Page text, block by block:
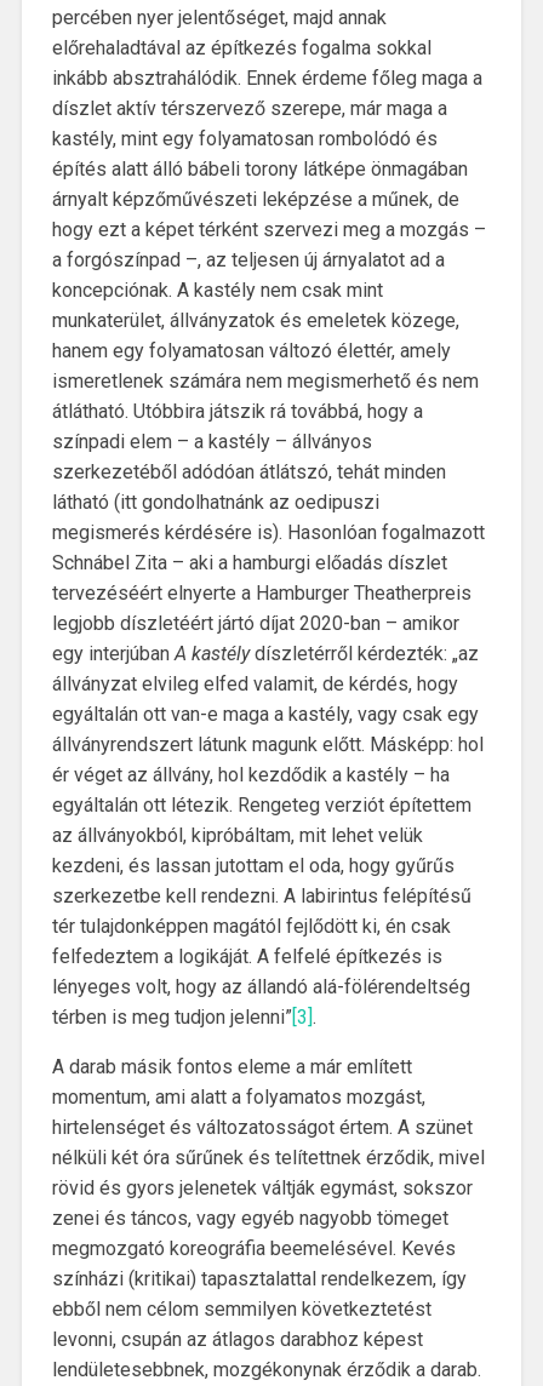
percében nyer jelentőséget, majd annak
előrehaladtával az építkezés fogalma sokkal
inkább absztrahálódik. Ennek érdeme főleg maga a
díszlet aktív térszervező szerepe, már maga a
kastély, mint egy folyamatosan rombolódó és
építés alatt álló bábeli torony látképe önmagában
árnyalt képzőművészeti leképzése a műnek, de
hogy ezt a képet térként szervezi meg a mozgás –
a forgószínpad –, az teljesen új árnyalatot ad a
koncepciónak. A kastély nem csak mint
munkaterület, állványzatok és emeletek közege,
hanem egy folyamatosan változó élettér, amely
ismeretlenek számára nem megismerhető és nem
átlátható. Utóbbira játszik rá továbbá, hogy a
színpadi elem – a kastély – állványos
szerkezetéből adódóan átlátszó, tehát minden
látható (itt gondolhatnánk az oedipuszi
megismerés kérdésére is). Hasonlóan fogalmazott
Schnábel Zita – aki a hamburgi előadás díszlet
tervezéséért elnyerte a Hamburger Theatherpreis
legjobb díszletéért jártó díjat 2020-ban – amikor
egy interjúban A kastélydíszletérről kérdezték: „az
állványzat elvileg elfed valamit, de kérdés, hogy
egyáltalán ott van-e maga a kastély, vagy csak egy
állványrendszert látunk magunk előtt. Másképp: hol
ér véget az állvány, hol kezdődik a kastély – ha
egyáltalán ott létezik. Rengeteg verziót építettem
az állványokból, kipróbáltam, mit lehet velük
kezdeni, és lassan jutottam el oda, hogy gyűrűs
szerkezetbe kell rendezni. A labirintus felépítésű
tér tulajdonképpen magától fejlődött ki, én csak
felfedeztem a logikáját. A felfelé építkezés is
lényeges volt, hogy az állandó alá-fölérendeltség
térben is meg tudjon jelenni”[3].
A darab másik fontos eleme a már említett
momentum, ami alatt a folyamatos mozgást,
hirtelenséget és változatosságot értem. A szünet
nélküli két óra sűrűnek és telítettnek érződik, mivel
rövid és gyors jelenetek váltják egymást, sokszor
zenei és táncos, vagy egyéb nagyobb tömeget
megmozgató koreográfia beemelésével. Kevés
színházi (kritikai) tapasztalattal rendelkezem, így
ebből nem célom semmilyen következtetést
levonni, csupán az átlagos darabhoz képest
lendületesebbnek, mozgékonynak érződik a darab.